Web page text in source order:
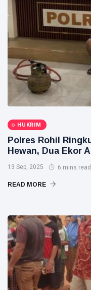
Siak Sri Indrapura
Prabowo Subianto
Pekanbaru
Pilkada 2024
Donald Trump
PT IKPP Perawang
Politik
HUKRIM
Polres Rohil
Hewan, Dua Ekor
13 Sep, 2025 6 mins read
READ MORE